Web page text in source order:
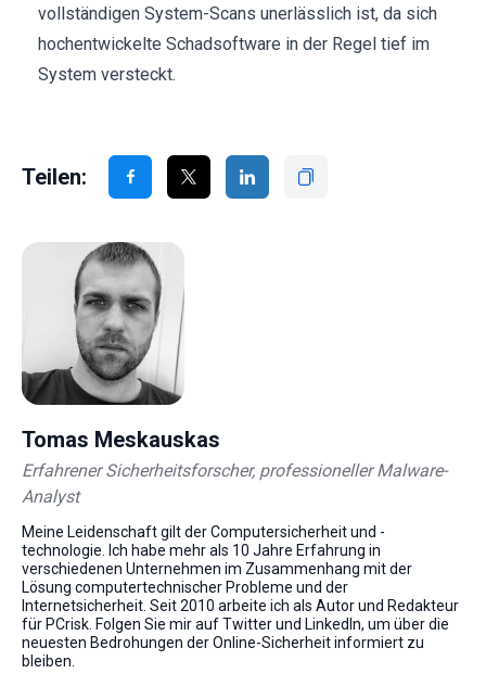
vollständigen System-Scans unerlässlich ist, da sich
hochentwickelte Schadsoftware in der Regel tief im
System versteckt.
Teilen:
Tomas Meskauskas
Erfahrener Sicherheitsforscher, professioneller Malware-
Analyst
Meine Leidenschaft gilt der Computersicherheit und -
technologie. Ich habe mehr als 10 Jahre Erfahrung in
verschiedenen Unternehmen im Zusammenhang mit der
Lösung computertechnischer Probleme und der
Internetsicherheit. Seit 2010 arbeite ich als Autor und Redakteur
für PCrisk. Folgen Sie mir auf Twitter und LinkedIn, um über die
neuesten Bedrohungen der Online-Sicherheit informiert zu
bleiben.